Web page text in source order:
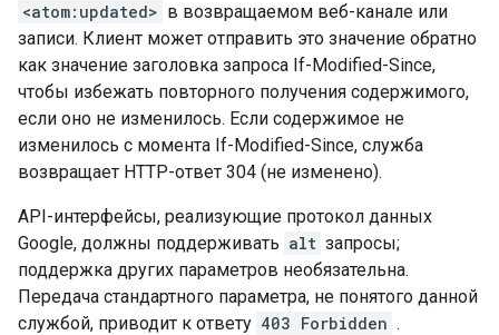
<atom:updated> в возвращаемом веб-канале или
записи. Клиент может отправить это значение обратно
как значение заголовка запроса If-Modified-Since,
чтобы избежать повторного получения содержимого,
если оно не изменилось. Если содержимое не
изменилось с момента If-Modified-Since, служба
возвращает HTTP-ответ 304 (не изменено).
API-интерфейсы, реализующие протокол данных
Google, должны поддерживать alt запросы;
поддержка других параметров необязательна.
Передача стандартного параметра, не понятого данной
службой, приводит к ответу 403 Forbidden .